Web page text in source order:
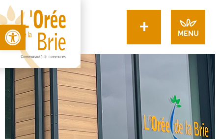
Open toolbar + MENU